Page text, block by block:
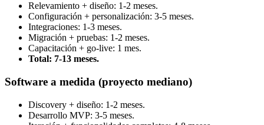
Relevamiento + diseño: 1-2 meses.
Configuración + personalización: 3-5 meses.
Integraciones: 1-3 meses.
Migración + pruebas: 1-2 meses.
Capacitación + go-live: 1 mes.
Total: 7-13 meses.
Software a medida (proyecto mediano)
Discovery + diseño: 1-2 meses.
Desarrollo MVP: 3-5 meses.